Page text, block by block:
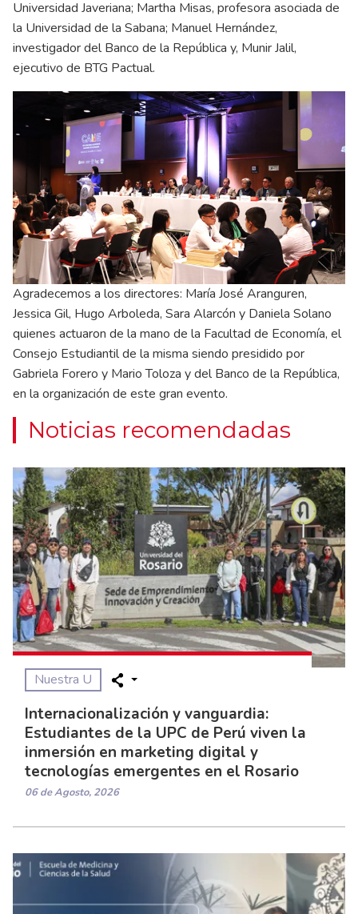
Universidad Javeriana; Martha Misas, profesora asociada de
la Universidad de la Sabana; Manuel Hernández,
investigador del Banco de la República y, Munir Jalil,
ejecutivo de BTG Pactual.
Agradecemos a los directores: María José Aranguren,
Jessica Gil, Hugo Arboleda, Sara Alarcón y Daniela Solano
quienes actuaron de la mano de la Facultad de Economía, el
Consejo Estudiantil de la misma siendo presidido por
Gabriela Forero y Mario Toloza y del Banco de la República,
en la organización de este gran evento.
Noticias recomendadas
Nuestra U
Internacionalización y vanguardia:
Estudiantes de la UPC de Perú viven la
inmersión en marketing digital y
tecnologías emergentes en el Rosario
06 de Agosto, 2026